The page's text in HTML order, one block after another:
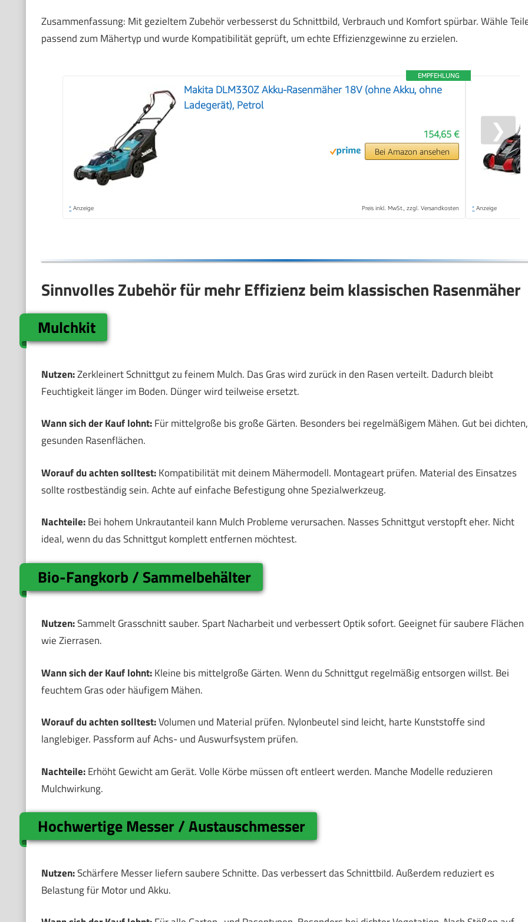
Zusammenfassung: Mit gezieltem Zubehör verbesserst du Schnittbild, Verbrauch und Komfort spürbar. Wähle
passend zum Mähertyp und wurde Kompatibilität geprüft, um echte Effizienzgewinne zu erzielen.
EMPFEHLUNG
Makita DLM330Z Akku-Rasenmäher 18V (ohne Akku, ohne
Ladegerät), Petrol
154,65 €
Bei Amazon ansehen
* Anzeige Preis inkl. MwSt., zzgl. Versandkosten * Anzeige
❯
Sinnvolles Zubehör für mehr Effizienz beim klassischen Rasenmäher
Mulchkit
Nutzen:Zerkleinert Schnittgut zu feinem Mulch. Das Gras wird zurück in den Rasen verteilt. Dadurch bleibt
Feuchtigkeit länger im Boden. Dünger wird teilweise ersetzt.
Wann sich der Kauf lohnt:Für mittelgroße bis große Gärten. Besonders bei regelmäßigem Mähen. Gut bei dichten,
gesunden Rasenflächen.
Worauf du achten solltest:Kompatibilität mit deinem Mähermodell. Montageart prüfen. Material des Einsatzes
sollte rostbeständig sein. Achte auf einfache Befestigung ohne Spezialwerkzeug.
Nachteile:Bei hohem Unkrautanteil kann Mulch Probleme verursachen. Nasses Schnittgut verstopft eher. Nicht
ideal, wenn du das Schnittgut komplett entfernen möchtest.
Bio-Fangkorb / Sammelbehälter
Nutzen:Sammelt Grasschnitt sauber. Spart Nacharbeit und verbessert Optik sofort. Geeignet für saubere Flächen
wie Zierrasen.
Wann sich der Kauf lohnt:Kleine bis mittelgroße Gärten. Wenn du Schnittgut regelmäßig entsorgen willst. Bei
feuchtem Gras oder häufigem Mähen.
Worauf du achten solltest:Volumen und Material prüfen. Nylonbeutel sind leicht, harte Kunststoffe sind
langlebiger. Passform auf Achs- und Auswurfsystem prüfen.
Nachteile:Erhöht Gewicht am Gerät. Volle Körbe müssen oft entleert werden. Manche Modelle reduzieren
Mulchwirkung.
Hochwertige Messer / Austauschmesser
Nutzen:Schärfere Messer liefern saubere Schnitte. Das verbessert das Schnittbild. Außerdem reduziert es
Belastung für Motor und Akku.